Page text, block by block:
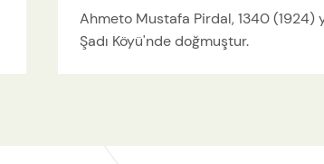
Ahmeto Mustafa Pirdal, 1340 (1924)
Şadı Köyü'nde doğmuştur.